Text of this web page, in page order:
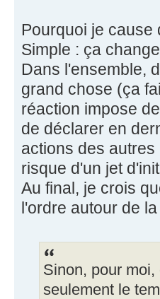
Pourquoi je cause
Simple : ça
Dans l'ensemble,
grand chose (ça
réaction impose
de déclarer en
actions des
risque d'un jet
Au final, je crois
l'ordre autour de
Sinon, pour
seulement le